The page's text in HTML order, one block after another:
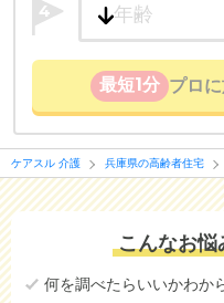
4
最短1分 プロ
ケアスル 介護 兵庫県の高齢者住宅
こんなお悩
何を調べたらいいかわか